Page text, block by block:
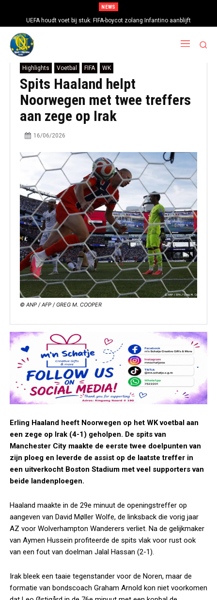
NEWS
UEFA houdt voet bij stuk: FIFA-boycot zolang Infantino aanblijft
Highlights Voetbal FIFA WK
Spits Haaland helpt
Noorwegen met twee treffers
aan zege op Irak
16/06/2026
© ANP / AFP / GREG M. COOPER
Erling Haaland heeft Noorwegen op het WK voetbal aan
een zege op Irak (4-1) geholpen. De spits van
Manchester City maakte de eerste twee doelpunten van
zijn ploeg en leverde de assist op de laatste treffer in
een uitverkocht Boston Stadium met veel supporters van
beide landenploegen.
Haaland maakte in de 29e minuut de openingstreffer op
aangeven van David Møller Wolfe, de linksback die vorig jaar
AZ voor Wolverhampton Wanderers verliet. Na de gelijkmaker
van Aymen Hussein profiteerde de spits vlak voor rust ook
van een fout van doelman Jalal Hassan (2-1).
Irak bleek een taaie tegenstander voor de Noren, maar de
formatie van bondscoach Graham Arnold kon niet voorkomen